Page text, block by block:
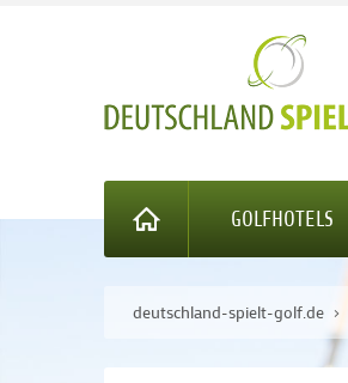
GOLFHOTELS
deutschland-spielt-golf.de